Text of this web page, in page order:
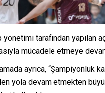
yönetimi tarafından yapılan
mücadele etmeye
ayrıca, “Şampiyonluk
yola devam etmekten